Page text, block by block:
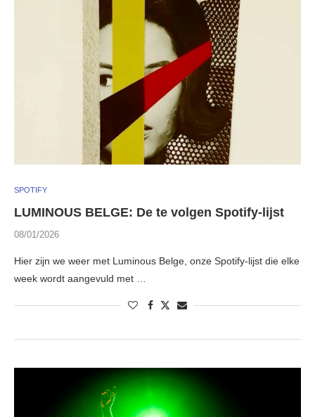
SPOTIFY
LUMINOUS BELGE: De te volgen Spotify-lijst
08/01/2026
Hier zijn we weer met Luminous Belge, onze Spotify-lijst die elke
week wordt aangevuld met …